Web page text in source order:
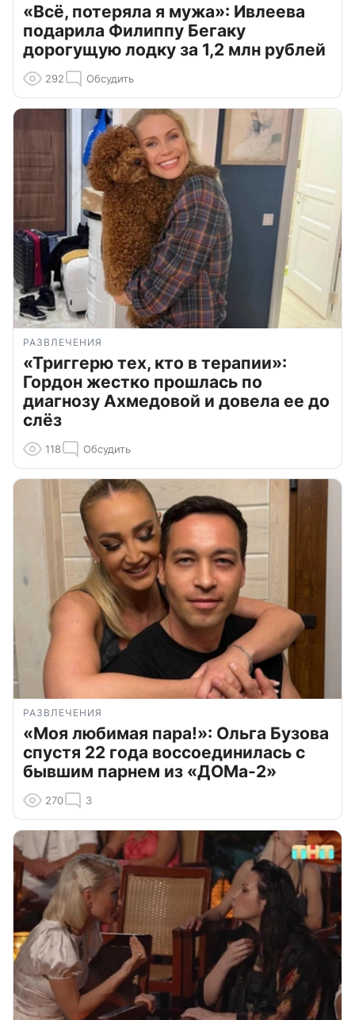
«Всё, потеряла я мужа»: Ивлеева
подарила Филиппу Бегаку
дорогущую лодку за 1,2 млн рублей
292 Обсудить
РАЗВЛЕЧЕНИЯ
«Триггерю тех, кто в терапии»:
Гордон жестко прошлась по
диагнозу Ахмедовой и довела ее до
слёз
118 Обсудить
РАЗВЛЕЧЕНИЯ
«Моя любимая пара!»: Ольга Бузова
спустя 22 года воссоединилась с
бывшим парнем из «ДОМа-2»
270 3